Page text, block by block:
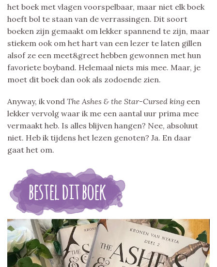
het boek met vlagen voorspelbaar, maar niet elk boek
hoeft bol te staan van de verrassingen. Dit soort
boeken zijn gemaakt om lekker spannend te zijn, maar
stiekem ook om het hart van een lezer te laten gillen
alsof ze een meet&greet hebben gewonnen met hun
favoriete boyband. Helemaal niets mis mee. Maar, je
moet dit boek dan ook als zodoende zien.
Anyway, ik vond The Ashes & the Star-Cursed king een
lekker vervolg waar ik me een aantal uur prima mee
vermaakt heb. Is alles blijven hangen? Nee, absoluut
niet. Heb ik tijdens het lezen genoten? Ja. En daar
gaat het om.